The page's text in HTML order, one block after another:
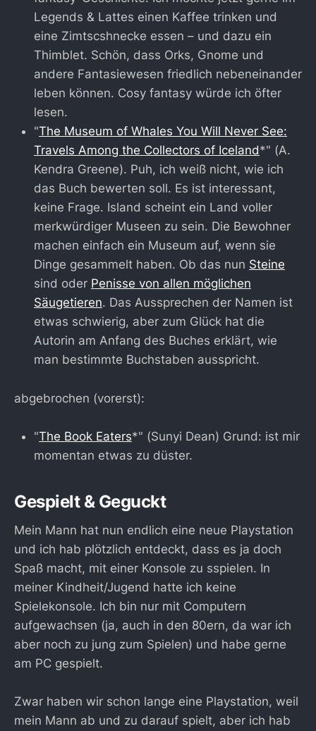
Legends & Lattes einen Kaffee trinken und
eine Zimtscshnecke essen – und dazu ein
Thimblet. Schön, dass Orks, Gnome und
andere Fantasiewesen friedlich nebeneinander
leben können. Cosy fantasy würde ich öfter
lesen.
"The Museum of Whales You Will Never See:
Travels Among the Collectors of Iceland*" (A.
Kendra Greene). Puh, ich weiß nicht, wie ich
das Buch bewerten soll. Es ist interessant,
keine Frage. Island scheint ein Land voller
merkwürdiger Museen zu sein. Die Bewohner
machen einfach ein Museum auf, wenn sie
Dinge gesammelt haben. Ob das nun Steine
sind oder Penisse von allen möglichen
Säugetieren. Das Aussprechen der Namen ist
etwas schwierig, aber zum Glück hat die
Autorin am Anfang des Buches erklärt, wie
man bestimmte Buchstaben ausspricht.
abgebrochen (vorerst):
"The Book Eaters*" (Sunyi Dean) Grund: ist mir
momentan etwas zu düster.
Gespielt & Geguckt
Mein Mann hat nun endlich eine neue Playstation
und ich hab plötzlich entdeckt, dass es ja doch
Spaß macht, mit einer Konsole zu sspielen. In
meiner Kindheit/Jugend hatte ich keine
Spielekonsole. Ich bin nur mit Computern
aufgewachsen (ja, auch in den 80ern, da war ich
aber noch zu jung zum Spielen) und habe gerne
am PC gespielt.
Zwar haben wir schon lange eine Playstation, weil
mein Mann ab und zu darauf spielt, aber ich hab